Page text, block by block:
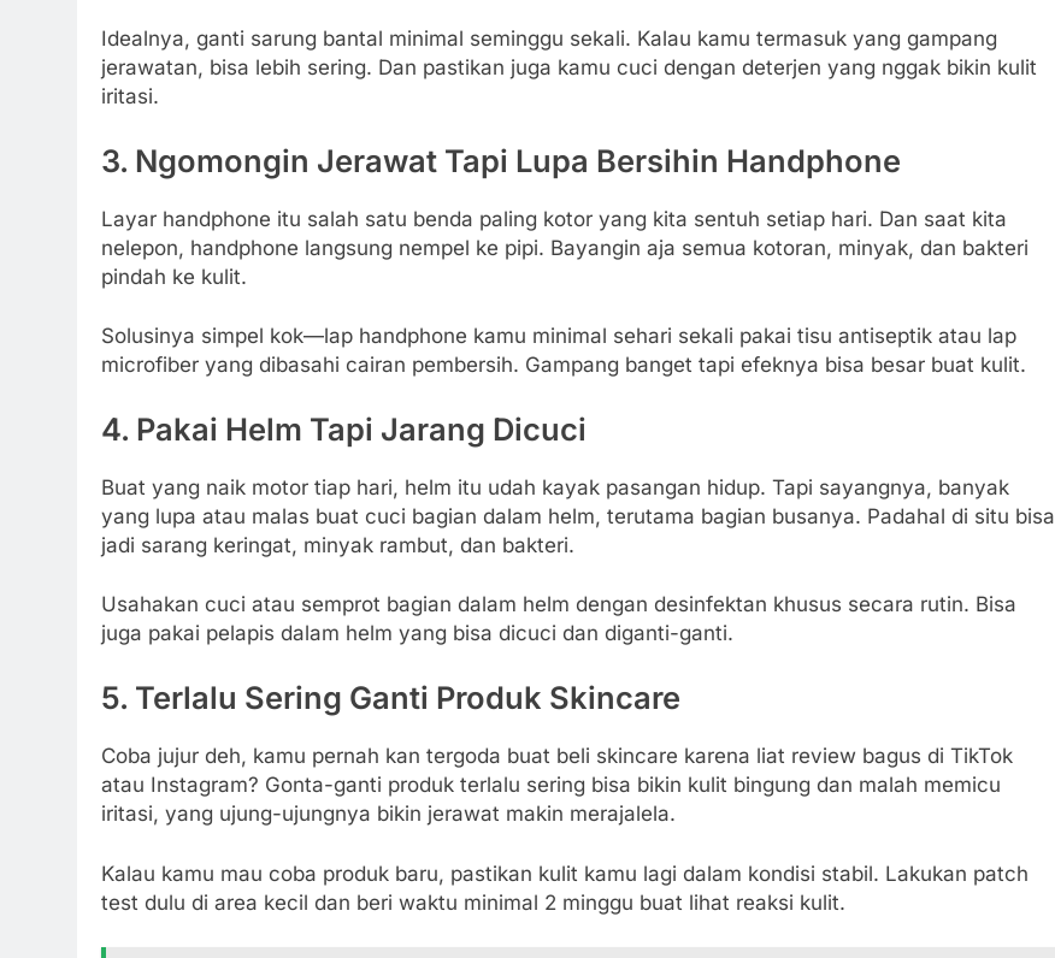
Idealnya, ganti sarung bantal minimal seminggu sekali. Kalau kamu termasuk yang gampang
jerawatan, bisa lebih sering. Dan pastikan juga kamu cuci dengan deterjen yang nggak bikin kulit
iritasi.
3. Ngomongin Jerawat Tapi Lupa Bersihin Handphone
Layar handphone itu salah satu benda paling kotor yang kita sentuh setiap hari. Dan saat kita
nelepon, handphone langsung nempel ke pipi. Bayangin aja semua kotoran, minyak, dan bakteri
pindah ke kulit.
Solusinya simpel kok—lap handphone kamu minimal sehari sekali pakai tisu antiseptik atau lap
microfiber yang dibasahi cairan pembersih. Gampang banget tapi efeknya bisa besar buat kulit.
4. Pakai Helm Tapi Jarang Dicuci
Buat yang naik motor tiap hari, helm itu udah kayak pasangan hidup. Tapi sayangnya, banyak
yang lupa atau malas buat cuci bagian dalam helm, terutama bagian busanya. Padahal di situ bisa
jadi sarang keringat, minyak rambut, dan bakteri.
Usahakan cuci atau semprot bagian dalam helm dengan desinfektan khusus secara rutin. Bisa
juga pakai pelapis dalam helm yang bisa dicuci dan diganti-ganti.
5. Terlalu Sering Ganti Produk Skincare
Coba jujur deh, kamu pernah kan tergoda buat beli skincare karena liat review bagus di TikTok
atau Instagram? Gonta-ganti produk terlalu sering bisa bikin kulit bingung dan malah memicu
iritasi, yang ujung-ujungnya bikin jerawat makin merajalela.
Kalau kamu mau coba produk baru, pastikan kulit kamu lagi dalam kondisi stabil. Lakukan patch
test dulu di area kecil dan beri waktu minimal 2 minggu buat lihat reaksi kulit.